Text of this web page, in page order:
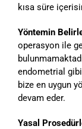
kısa süre
Yöntemin
operasyon ile
endometrial
bize en uygun
devam eder.
Yasal